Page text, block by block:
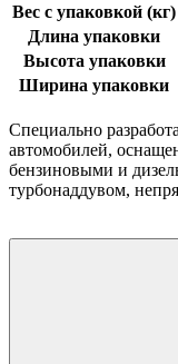
Вес с упаковкой (кг)
Длина упаковки
Высота упаковки
Ширина упаковки
Специально
автомобилей,
бензиновыми и
турбонаддувом,